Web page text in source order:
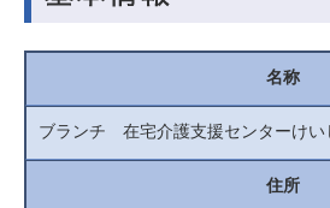
名称
ブランチ 在宅介護支援センターけい
住所